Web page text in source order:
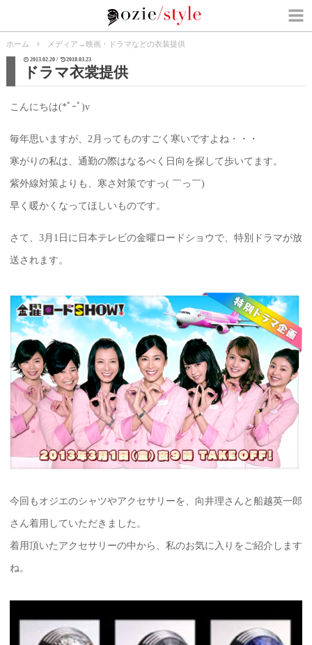
ホーム メディア →映画・ドラマなどの衣装提供
2013.02.20 / 2018.03.23
ドラマ衣裳提供
こんにちは(*ﾟｰﾟ)v
毎年思いますが、2月ってものすごく寒いですよね・・・
寒がりの私は、通勤の際はなるべく日向を探して歩いてます。
紫外線対策よりも、寒さ対策ですっ( ￣っ￣)
早く暖かくなってほしいものです。
さて、3月1日に日本テレビの金曜ロードショウで、特別ドラマが放
送されます。
今回もオジエのシャツやアクセサリーを、向井理さんと船越英一郎
さん着用していただきました。
着用頂いたアクセサリーの中から、私のお気に入りをご紹介します
ね。